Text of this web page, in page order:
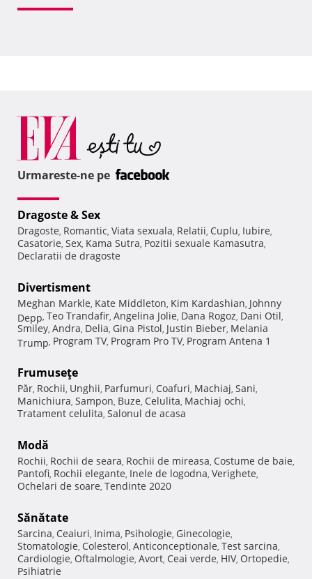
Urmareste-ne pe
Dragoste & Sex
Dragoste, Romantic, Viata sexuala, Relatii, Cuplu, Iubire,
Casatorie, Sex, Kama Sutra, Pozitii sexuale Kamasutra,
Declaratii de dragoste
Divertisment
Meghan Markle, Kate Middleton, Kim Kardashian, Johnny
Depp, Teo Trandafir, Angelina Jolie, Dana Rogoz, Dani Otil,
Smiley, Andra, Delia, Gina Pistol, Justin Bieber, Melania
Trump, Program TV, Program Pro TV, Program Antena 1
Frumuseţe
Păr, Rochii, Unghii, Parfumuri, Coafuri, Machiaj, Sani,
Manichiura, Sampon, Buze, Celulita, Machiaj ochi,
Tratament celulita, Salonul de acasa
Modă
Rochii, Rochii de seara, Rochii de mireasa, Costume de baie,
Pantofi, Rochii elegante, Inele de logodna, Verighete,
Ochelari de soare, Tendinte 2020
Sănătate
Sarcina, Ceaiuri, Inima, Psihologie, Ginecologie,
Stomatologie, Colesterol, Anticonceptionale, Test sarcina,
Cardiologie, Oftalmologie, Avort, Ceai verde, HIV, Ortopedie,
Psihiatrie